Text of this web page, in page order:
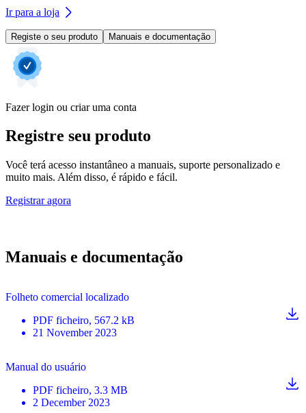
Ir para a loja
Registe o seu produto Manuais e documentação
Fazer login ou criar uma conta
Registre seu produto
Você terá acesso instantâneo a manuais, suporte personalizado e
muito mais. Além disso, é rápido e fácil.
Registrar agora
Manuais e documentação
Folheto comercial localizado
PDF ficheiro, 567.2 kB
21 November 2023
Manual do usuário
PDF ficheiro, 3.3 MB
2 December 2023